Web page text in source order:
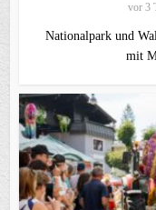
vor 3
Nationalpark und
mit